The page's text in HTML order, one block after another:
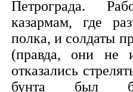
Петрограда.
казармам, где
полка, и солдаты
(правда, они не
отказались
бунта был